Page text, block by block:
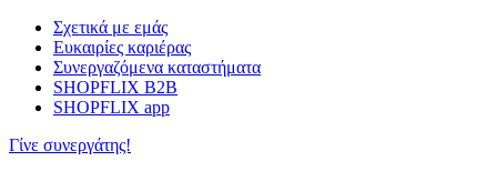
Σχετικά με εμάς
Ευκαιρίες καριέρας
Συνεργαζόμενα καταστήματα
SHOPFLIX B2B
SHOPFLIX app
Γίνε συνεργάτης!